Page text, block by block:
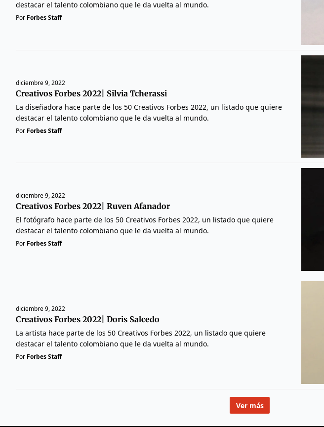
destacar el talento colombiano que le da vuelta al mundo.
Por Forbes Staff
diciembre 9, 2022
Creativos Forbes 2022| Silvia Tcherassi
La diseñadora hace parte de los 50 Creativos Forbes 2022, un listado que quiere
destacar el talento colombiano que le da vuelta al mundo.
Por Forbes Staff
diciembre 9, 2022
Creativos Forbes 2022| Ruven Afanador
El fotógrafo hace parte de los 50 Creativos Forbes 2022, un listado que quiere
destacar el talento colombiano que le da vuelta al mundo.
Por Forbes Staff
diciembre 9, 2022
Creativos Forbes 2022| Doris Salcedo
La artista hace parte de los 50 Creativos Forbes 2022, un listado que quiere
destacar el talento colombiano que le da vuelta al mundo.
Por Forbes Staff
Ver más